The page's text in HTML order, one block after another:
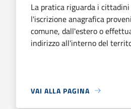
La pratica riguarda i
l'iscrizione anagrafica
comune, dall'estero o
indirizzo all'interno del
VAI ALLA PAGINA